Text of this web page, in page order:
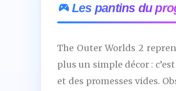
Les pantins du
The Outer Worlds 2
plus un simple décor :
et des promesses vides.